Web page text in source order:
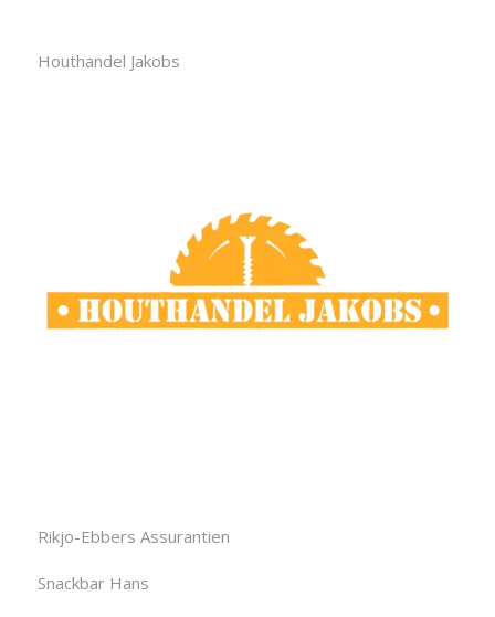
Houthandel Jakobs
Rikjo-Ebbers Assurantien
Snackbar Hans